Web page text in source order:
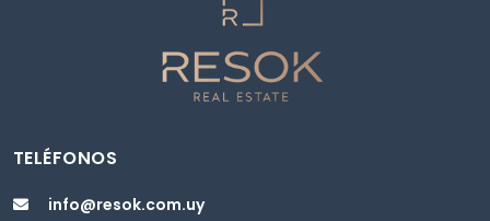
TELÉFONOS
info@resok.com.uy